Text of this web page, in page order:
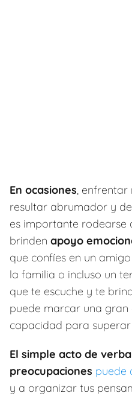
En ocasiones, enfrentar
resultar abrumador y
es importante rodearse
brinden apoyo
que confíes en un
la familia o incluso un
que te escuche y te
puede marcar una gran
capacidad para
El simple acto de
preocupaciones puede
y a organizar tus